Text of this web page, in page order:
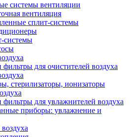
системы вентиляции
вентиляция
сплит-системы
системы
для очистителей воздуха
стерилизаторы, ионизаторы
фильтры для увлажнителей воздуха
приборы: увлажнение и